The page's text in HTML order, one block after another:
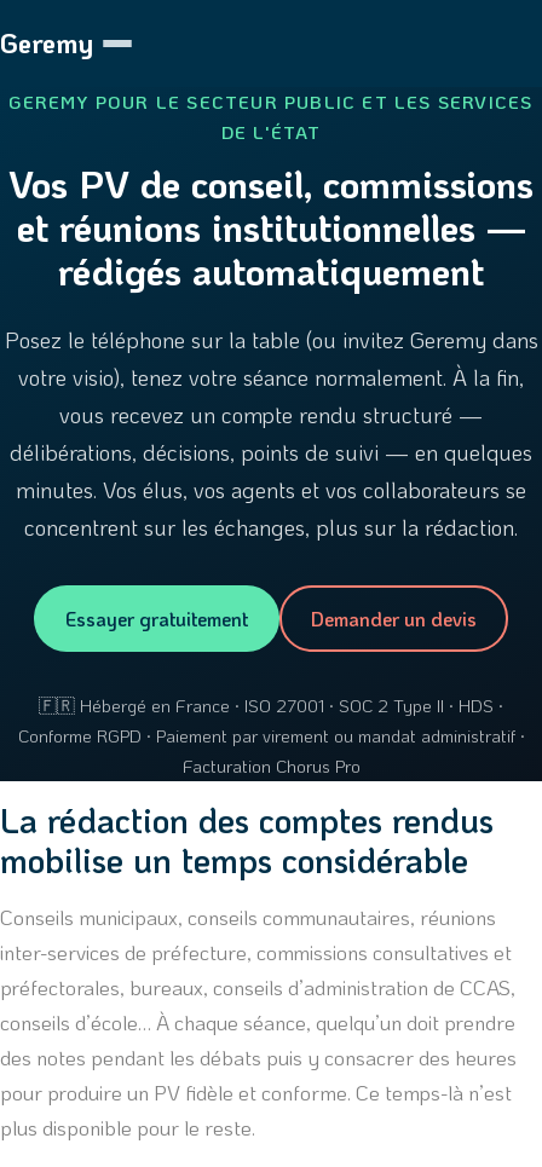
Geremy
GEREMY POUR LE SECTEUR PUBLIC ET LES SERVICES
DE L'ÉTAT
Vos PV de conseil, commissions
et réunions institutionnelles —
rédigés automatiquement
Posez le téléphone sur la table (ou invitez Geremy dans
votre visio), tenez votre séance normalement. À la fin,
vous recevez un compte rendu structuré —
délibérations, décisions, points de suivi — en quelques
minutes. Vos élus, vos agents et vos collaborateurs se
concentrent sur les échanges, plus sur la rédaction.
Essayer gratuitement Demander un devis
🇫🇷 Hébergé en France · ISO 27001 · SOC 2 Type II · HDS ·
Conforme RGPD · Paiement par virement ou mandat administratif ·
Facturation Chorus Pro
La rédaction des comptes rendus
mobilise un temps considérable
Conseils municipaux, conseils communautaires, réunions
inter-services de préfecture, commissions consultatives et
préfectorales, bureaux, conseils d’administration de CCAS,
conseils d’école… À chaque séance, quelqu’un doit prendre
des notes pendant les débats puis y consacrer des heures
pour produire un PV fidèle et conforme. Ce temps-là n’est
plus disponible pour le reste.